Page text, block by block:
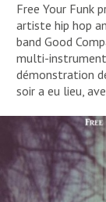
Free Your Funk
artiste hip hop
band Good
multi-
démonstration
soir a eu lieu,